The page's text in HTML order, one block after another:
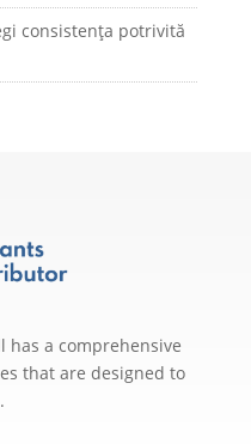
consistența potrivită
has a comprehensive
that are designed to